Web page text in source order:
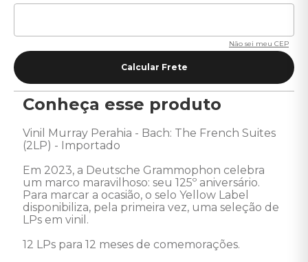
Não sei meu CEP
Conheça esse produto
Vinil Murray Perahia - Bach: The French Suites
(2LP) - Importado
Em 2023, a Deutsche Grammophon celebra
um marco maravilhoso: seu 125º aniversário.
Para marcar a ocasião, o selo Yellow Label
disponibiliza, pela primeira vez, uma seleção de
LPs em vinil.
12 LPs para 12 meses de comemorações.